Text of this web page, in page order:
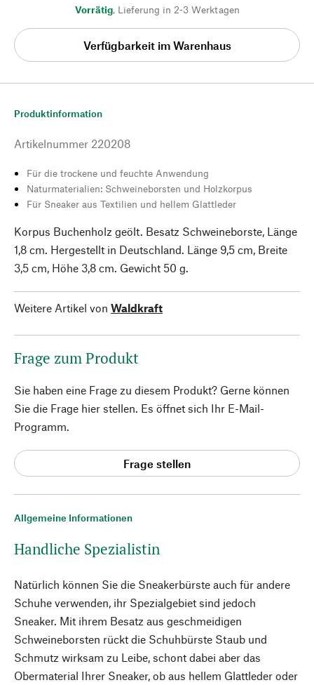
Vorrätig, Lieferung in 2-3 Werktagen
Verfügbarkeit im Warenhaus
Allgemeine Informationen
Handliche Spezialistin
Natürlich können Sie die Sneakerbürste auch für andere
Schuhe verwenden, ihr Spezialgebiet sind jedoch
Sneaker. Mit ihrem Besatz aus geschmeidigen
Schweineborsten rückt die Schuhbürste Staub und
Schmutz wirksam zu Leibe, schont dabei aber das
Obermaterial Ihrer Sneaker, ob aus hellem Glattleder oder
Produktinformation
Artikelnummer 220208
Für die trockene und feuchte Anwendung
Naturmaterialien: Schweineborsten und Holzkorpus
Für Sneaker aus Textilien und hellem Glattleder
Korpus Buchenholz geölt. Besatz Schweineborste, Länge
1,8 cm. Hergestellt in Deutschland. Länge 9,5 cm, Breite
3,5 cm, Höhe 3,8 cm. Gewicht 50 g.
Weitere Artikel von Waldkraft
Frage zum Produkt
Sie haben eine Frage zu diesem Produkt? Gerne können
Sie die Frage hier stellen. Es öffnet sich Ihr E-Mail-
Programm.
Frage stellen